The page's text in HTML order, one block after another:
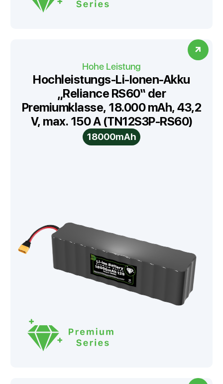
Hohe Leistung
Hochleistungs-Li-Ionen-Akku
„Reliance RS60“ der
Premiumklasse, 18.000 mAh, 43,2
V, max. 150 A (TN12S3P-RS60)
18000mAh